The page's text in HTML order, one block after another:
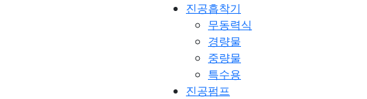
진공흡착기
무동력식
경량물
중량물
특수용
진공펌프